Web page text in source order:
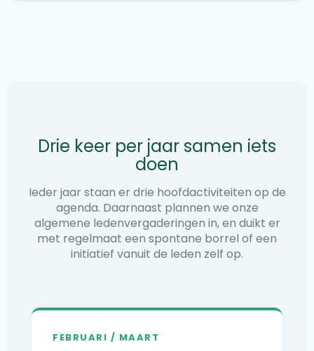
Drie keer per jaar samen iets
doen
Ieder jaar staan er drie hoofdactiviteiten op de
agenda. Daarnaast plannen we onze
algemene ledenvergaderingen in, en duikt er
met regelmaat een spontane borrel of een
initiatief vanuit de leden zelf op.
FEBRUARI / MAART